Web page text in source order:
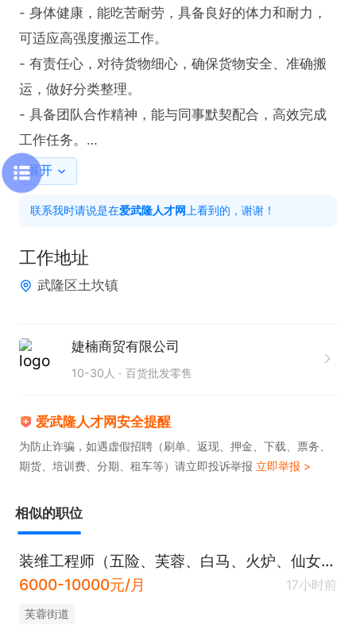
- 身体健康，能吃苦耐劳，具备良好的体力和耐力，
可适应高强度搬运工作。
- 有责任心，对待货物细心，确保货物安全、准确搬
运，做好分类整理。
- 具备团队合作精神，能与同事默契配合，高效完成
工作任务。
💰薪资福利：绝不低于行业待遇
展开
联系我时请说是在爱武隆人才网 上看到的，谢谢！
工作地址
武隆区土坎镇
婕楠商贸有限公司
10-30人 百货批发零售
爱武隆人才网安全提醒
为防止诈骗，如遇虚假招聘（刷单、返现、押金、下载、票务、
期货、培训费、分期、租车等）请立即投诉举报 立即举报 >
相似的职位
装维工程师（五险、芙蓉、白马、火炉、仙女山街道、土地、接龙、和顺、兴顺）
6000-10000元/月
17小时前
芙蓉街道